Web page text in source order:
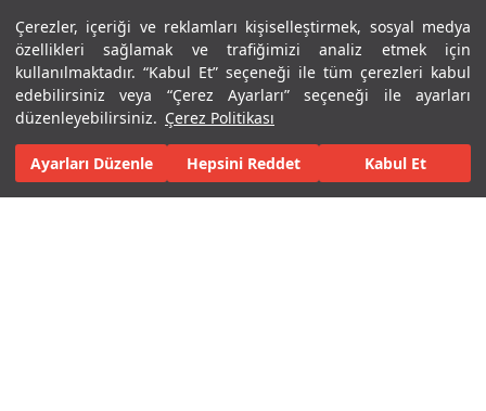
Çerezler, içeriği ve reklamları kişiselleştirmek, sosyal medya
özellikleri sağlamak ve trafiğimizi analiz etmek için
kullanılmaktadır. “Kabul Et” seçeneği ile tüm çerezleri kabul
edebilirsiniz veya “Çerez Ayarları” seçeneği ile ayarları
düzenleyebilirsiniz. Çerez Politikası
Ayarları Düzenle Hepsini Reddet Kabul Et
Menü Menü
Ana sayfa Markalar T-One